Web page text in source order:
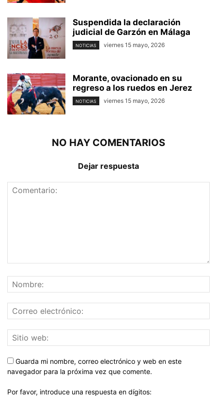
Suspendida la declaración
judicial de Garzón en Málaga
NOTICIAS viernes 15 mayo, 2026
Morante, ovacionado en su
regreso a los ruedos en Jerez
NOTICIAS viernes 15 mayo, 2026
NO HAY COMENTARIOS
Dejar respuesta
Guarda mi nombre, correo electrónico y web en este
navegador para la próxima vez que comente.
Por favor, introduce una respuesta en dígitos: